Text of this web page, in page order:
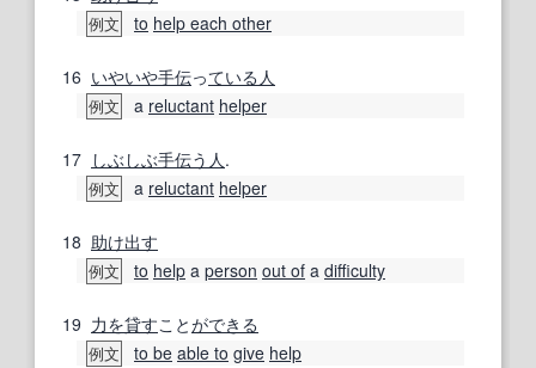
例文 to help each other
16 いやいや手伝っている 人
例文 a reluctant helper
17 しぶしぶ手伝う人 .
例文 a reluctant helper
18 助け出す
例文 to help a person out of a difficulty
19 力を貸すことができる
例文 to be able to give help